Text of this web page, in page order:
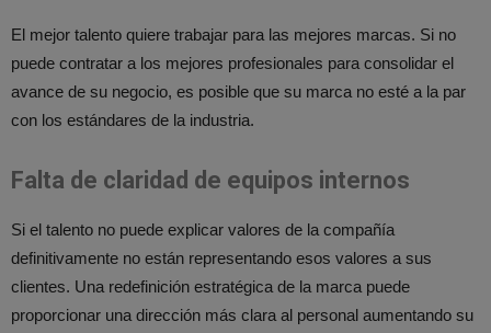
El mejor talento quiere trabajar para las mejores marcas. Si no
puede contratar a los mejores profesionales para consolidar el
avance de su negocio, es posible que su marca no esté a la par
con los estándares de la industria.
Falta de claridad de equipos internos
Si el talento no puede explicar valores de la compañía
definitivamente no están representando esos valores a sus
clientes. Una redefinición estratégica de la marca puede
proporcionar una dirección más clara al personal aumentando su